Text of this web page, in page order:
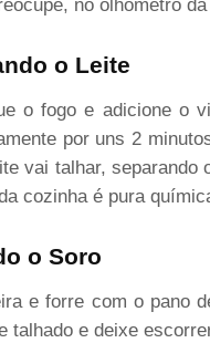
no olhômetro
o Leite
o fogo e adicione o
por uns 2
vai talhar, separando
cozinha é pura
o Soro
e forre com o pano
talhado e deixe